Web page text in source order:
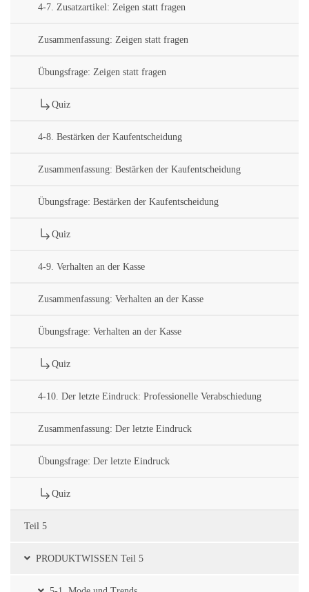
4-7. Zusatzartikel: Zeigen statt fragen
Zusammenfassung: Zeigen statt fragen
Übungsfrage: Zeigen statt fragen
Quiz
4-8. Bestärken der Kaufentscheidung
Zusammenfassung: Bestärken der Kaufentscheidung
Übungsfrage: Bestärken der Kaufentscheidung
Quiz
4-9. Verhalten an der Kasse
Zusammenfassung: Verhalten an der Kasse
Übungsfrage: Verhalten an der Kasse
Quiz
4-10. Der letzte Eindruck: Professionelle Verabschiedung
Zusammenfassung: Der letzte Eindruck
Übungsfrage: Der letzte Eindruck
Quiz
Teil 5
PRODUKTWISSEN Teil 5